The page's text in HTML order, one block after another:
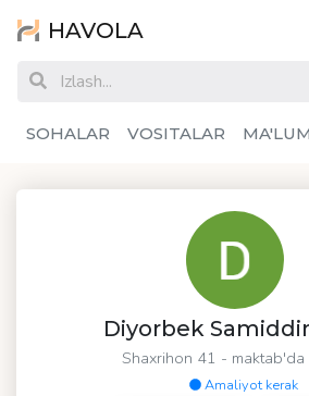
HAVOLA
SOHALAR VOSITALAR
Diyorbek
Shaxrihon 41 - maktab'da
Amaliyot kerak